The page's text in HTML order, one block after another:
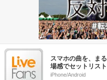
スマホの曲を、ま
場感でセットリス
iPhone/Android